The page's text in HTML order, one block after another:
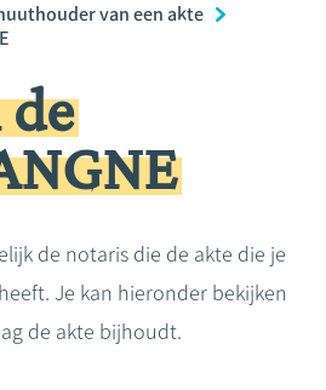
van een akte
de notaris die de akte die je
Je kan hieronder bekijken
de akte bijhoudt.